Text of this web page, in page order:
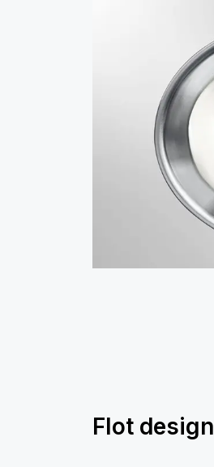
Flot design